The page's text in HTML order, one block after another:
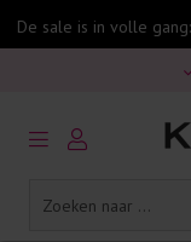
De sale is in volleGratis
Gratis